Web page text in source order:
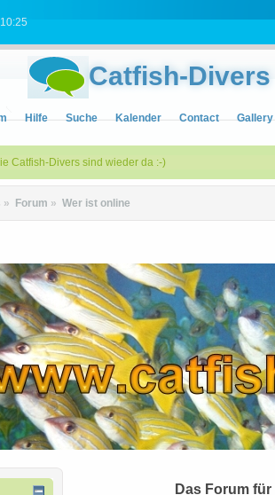
Catfish-Divers
Hilfe Suche Kalender Contact Gallery
Catfish-Divers sind wieder da :-)
» Forum » Wer ist online
Das Forum